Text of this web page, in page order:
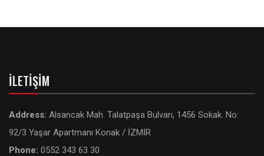
İLETIŞIM
Address: Alsancak Mah. Talatpaşa Bulvarı, 1456 Sokak. No:
92/3 Yaşar Apartmanı Konak / İZMİR
Phone: 0552 343 63 30